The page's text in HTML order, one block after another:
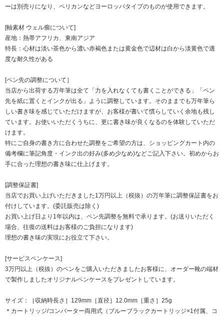
ーは別売りになり、ペリカンなどヨーロッパタイプのものが使用できます。
[軸素材 ウェル瘤について]
産地：熱帯アフリカ、東南アジア
特長：心材は淡い茶色から濃い赤褐色または黄金色で辺材は白から淡黄色で適
度な耐久性がある
[ペン先の調整について］
当店から出荷する万年筆は全て「力を入れなくても書くことができる」「ペン
先を紙に置くとインクが出る」ように調整しています。そのままでも万年筆ら
しい書き味を感じていただけますが、お客様が書いて慣らしていく余地も残し
ています。お使いいただくうちに、更に書き味が良くなるのを体験していただ
けます。
特にご自身の書き方に合わせた調整をご希望の方は、ショッピングカート内の
備考欄に筆記角度・インク出の好み(多め少なめ)などご記入下さい。初めからお
手に合った理想の書き味に仕上げます。
[調整保証書]
当店でお買い上げいただきました1万円以上（税抜）の万年筆に調整保証書をお
付けしています。(委託販売は除く)
お買い上げ日より1年以内は、ペン先調整を無料で承ります。(お送りいただく
場合、往復の送料はお客様のご負担になります)
理想の書き味の実現にお役立て下さい。
[サービスペンケース]
3万円以上（税抜）のペンをご購入いただきましたお客様に、オーダー靴の端材
で製作しましたオリジナルペンケースをプレゼントしています。
サイズ：［収納時長さ］129mm［直径］12.0mm［重さ］25g
＊カートリッジ/コンバーター両用式（ブルーブラックカートリッジ×1付属、コ